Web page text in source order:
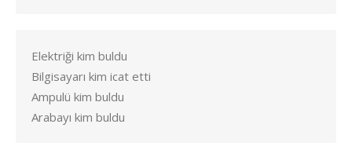
Elektriği kim buldu
Bilgisayarı kim icat etti
Ampulü kim buldu
Arabayı kim buldu